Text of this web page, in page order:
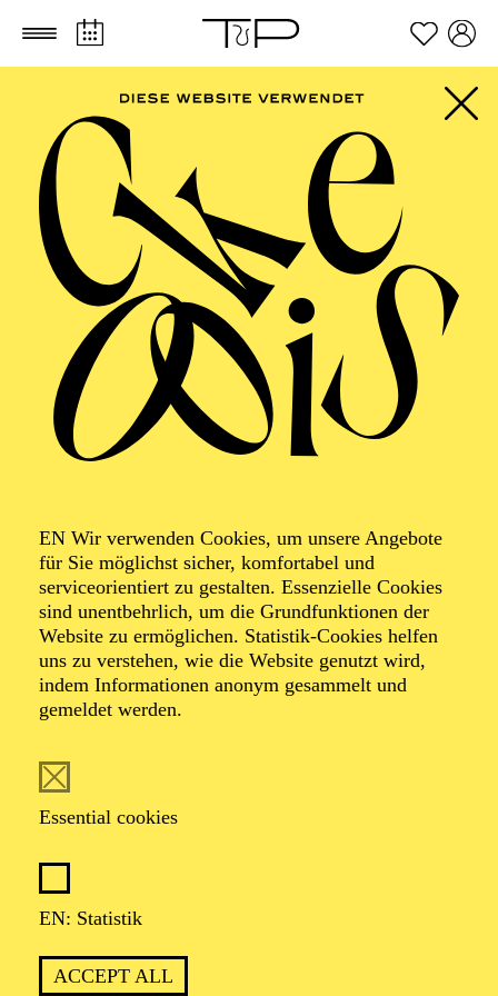
Zum Hauptinhalt springen Zum Footer springen
EN Wir verwenden Cookies, um unsere Angebote
für Sie möglichst sicher, komfortabel und
serviceorientiert zu gestalten. Essenzielle Cookies
sind unentbehrlich, um die Grundfunktionen der
Website zu ermöglichen. Statistik-Cookies helfen
uns zu verstehen, wie die Website genutzt wird,
indem Informationen anonym gesammelt und
gemeldet werden.
Essential cookies
EN: Statistik
ACCEPT ALL
FILTER
APRIL 2027
AALTO BALLETT ESSEN
Thursday
01.04.2027
08:30 - 14:00
Aalto-Foyer
OPERA
Thursday
01.04.2027
19:30 - 22:30
WIENER BLUT
TICKETS
51,00 45,00 35,00